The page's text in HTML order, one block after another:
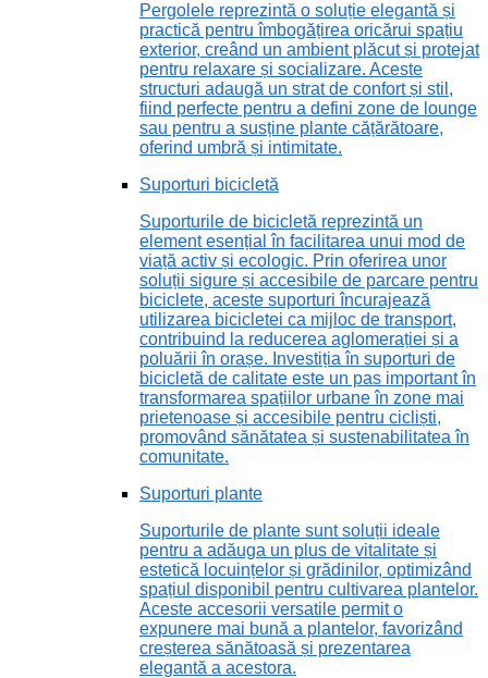
Pergolele reprezintă o soluție elegantă și
practică pentru îmbogățirea oricărui spațiu
exterior, creând un ambient plăcut și protejat
pentru relaxare și socializare. Aceste
structuri adaugă un strat de confort și stil,
fiind perfecte pentru a defini zone de lounge
sau pentru a susține plante cățărătoare,
oferind umbră și intimitate.
Suporturi bicicletă
Suporturile de bicicletă reprezintă un
element esențial în facilitarea unui mod de
viață activ și ecologic. Prin oferirea unor
soluții sigure și accesibile de parcare pentru
biciclete, aceste suporturi încurajează
utilizarea bicicletei ca mijloc de transport,
contribuind la reducerea aglomerației și a
poluării în orașe. Investiția în suporturi de
bicicletă de calitate este un pas important în
transformarea spațiilor urbane în zone mai
prietenoase și accesibile pentru cicliști,
promovând sănătatea și sustenabilitatea în
comunitate.
Suporturi plante
Suporturile de plante sunt soluții ideale
pentru a adăuga un plus de vitalitate și
estetică locuințelor și grădinilor, optimizând
spațiul disponibil pentru cultivarea plantelor.
Aceste accesorii versatile permit o
expunere mai bună a plantelor, favorizând
creșterea sănătoasă și prezentarea
elegantă a acestora.